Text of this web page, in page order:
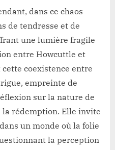
dans ce chaos
de tendresse et de
une lumière fragile
entre Howcuttle et
coexistence entre
empreinte de
sur la nature de
la rédemption. Elle invite
un monde où la folie
la perception